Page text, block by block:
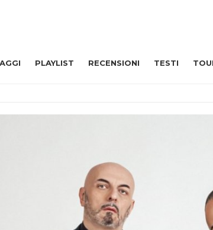
PLAYLIST RECENSIONI TESTI